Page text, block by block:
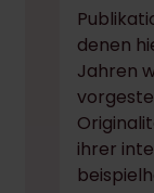
denen
Jahren
ihrer